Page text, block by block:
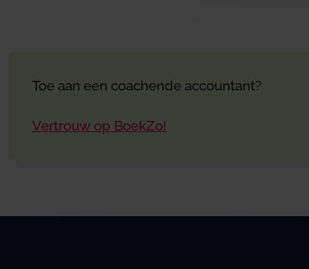
Toe aan een coachende accountant?
Vertrouw op BoekZo!